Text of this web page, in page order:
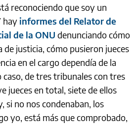
reconociendo que soy un
hay informes del Relator de
de la ONU denunciando cómo
justicia, cómo pusieron jueces
en el cargo dependía de la
de tres tribunales con tres
jueces en total, siete de ellos
si no nos condenaban, los
yo, está más que comprobado,